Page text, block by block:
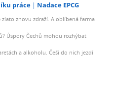
práce Nadace EPCG
znovu zdraží. A oblíbená farma
Úspory Čechů mohou rozhýbat
a alkoholu. Češi do nich jezdí